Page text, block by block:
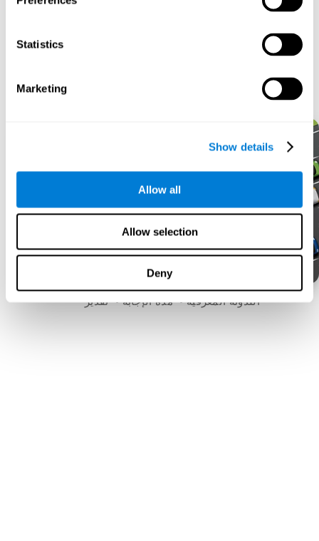
Statistics
Marketing
Show details
Allow all
Allow selection
Deny
اللدونة المعرفية مدة الإجابة تقدير